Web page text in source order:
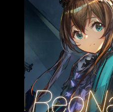
v=kw1TzX8ZYZs
四話至第十八話 同時
https://
v=tMo6o2kGHuM ア